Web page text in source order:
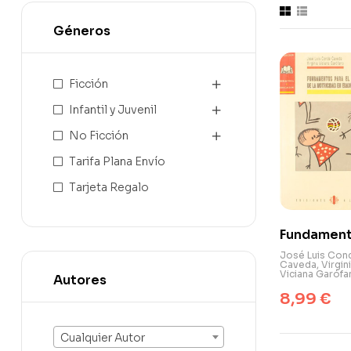
para el
desarrollo
motricidad
edades
José Luis
Caveda,
Viciana
8,99 €
Géneros
Ficción
Infantil y Juvenil
No Ficción
Tarifa Plana Envío
Tarjeta Regalo
Autores
Cualquier Autor